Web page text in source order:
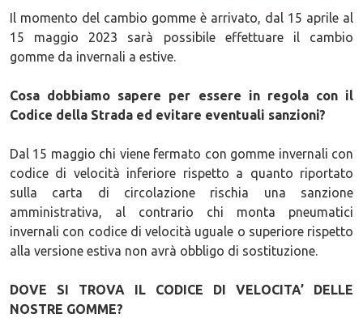
Il momento del cambio gomme è arrivato, dal 15 aprile al
15 maggio 2023 sarà possibile effettuare il cambio
gomme da invernali a estive.
Cosa dobbiamo sapere per essere in regola con il
Codice della Strada ed evitare eventuali sanzioni?
Dal 15 maggio chi viene fermato con gomme invernali con
codice di velocità inferiore rispetto a quanto riportato
sulla carta di circolazione rischia una sanzione
amministrativa, al contrario chi monta pneumatici
invernali con codice di velocità uguale o superiore rispetto
alla versione estiva non avrà obbligo di sostituzione.
DOVE SI TROVA IL CODICE DI VELOCITA’ DELLE
NOSTRE GOMME?